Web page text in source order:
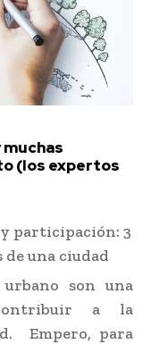
muchas
(los expertos
son una
a la
Empero, para